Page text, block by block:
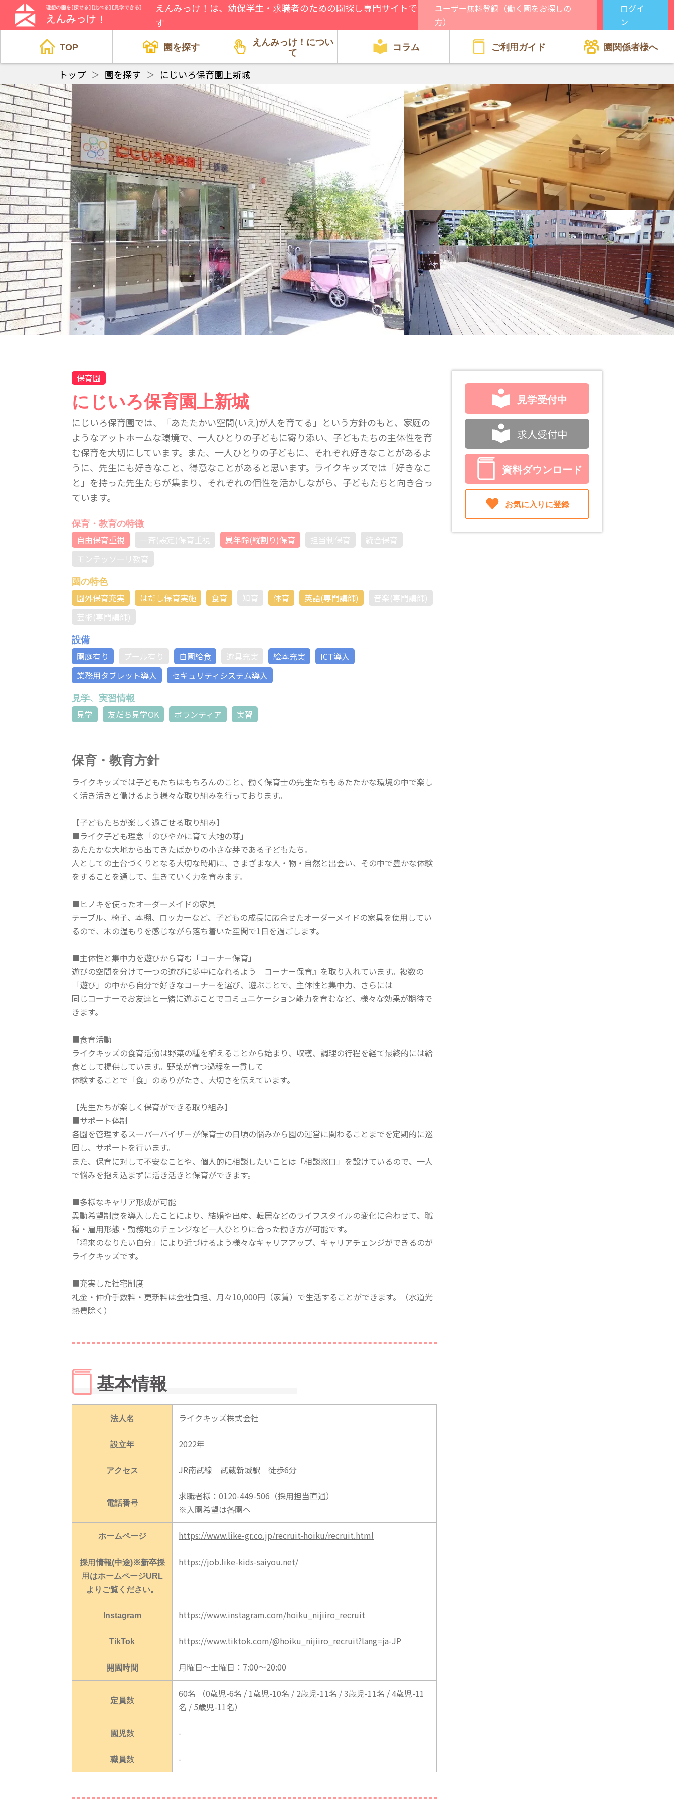
えんみっけ！は、幼保学生・求職者のための園探し専門サイトで
す
ユーザー無料登録（働く園をお探しの
方）
ログイ
ン
TOP 園を探す
えんみっけ！につい
て
コラム ご利用ガイド 園関係者様へ
トップ ＞ 園を探す ＞ にじいろ保育園上新城
保育園
にじいろ保育園上新城
にじいろ保育園では、「あたたかい空間(いえ)が人を育てる」という方針のもと、家庭の
ようなアットホームな環境で、一人ひとりの子どもに寄り添い、子どもたちの主体性を育
む保育を大切にしています。また、一人ひとりの子どもに、それぞれ好きなことがあるよ
うに、先生にも好きなこと、得意なことがあると思います。ライクキッズでは「好きなこ
と」を持った先生たちが集まり、それぞれの個性を活かしながら、子どもたちと向き合っ
ています。
保育・教育の特徴
自由保育重視 一斉(設定)保育重視 異年齢(縦割り)保育 担当制保育
統合保育
モンテッソーリ教育
園の特色
園外保育充実 はだし保育実施 食育 知育 体育 英語(専門講師)
音楽(専門講師)
芸術(専門講師)
設備
園庭有り プール有り 自園給食 遊具充実 絵本充実
ICT導入
業務用タブレット導入
セキュリティシステム導入
見学、実習情報
見学 友だち見学OK ボランティア 実習
保育・教育方針
ライクキッズでは子どもたちはもちろんのこと、働く保育士の先生たちもあたたかな環境の中で楽し
く活き活きと働けるよう様々な取り組みを行っております。
【子どもたちが楽しく過ごせる取り組み】
■ライク子ども理念「のびやかに育て大地の芽」
あたたかな大地から出てきたばかりの小さな芽である子どもたち。
人としての土台づくりとなる大切な時期に、さまざまな人・物・自然と出会い、その中で豊かな体験
をすることを通して、生きていく力を育みます。
■ヒノキを使ったオーダーメイドの家具
テーブル、椅子、本棚、ロッカーなど、子どもの成長に応合せたオーダーメイドの家具を使用してい
るので、木の温もりを感じながら落ち着いた空間で1日を過ごします。
■主体性と集中力を遊びから育む「コーナー保育」
遊びの空間を分けて一つの遊びに夢中になれるよう『コーナー保育』を取り入れています。複数の
「遊び」の中から自分で好きなコーナーを選び、遊ぶことで、主体性と集中力、さらには
同じコーナーでお友達と一緒に遊ぶことでコミュニケーション能力を育むなど、様々な効果が期待で
きます。
■食育活動
ライクキッズの食育活動は野菜の種を植えることから始まり、収穫、調理の行程を経て最終的には給
食として提供しています。野菜が育つ過程を一貫して
体験することで「食」のありがたさ、大切さを伝えています。
【先生たちが楽しく保育ができる取り組み】
■サポート体制
各園を管理するスーパーバイザーが保育士の日頃の悩みから園の運営に関わることまでを定期的に巡
回し、サポートを行います。
また、保育に対して不安なことや、個人的に相談したいことは「相談窓口」を設けているので、一人
で悩みを抱え込まずに活き活きと保育ができます。
■多様なキャリア形成が可能
異動希望制度を導入したことにより、結婚や出産、転居などのライフスタイルの変化に合わせて、職
種・雇用形態・勤務地のチェンジなど一人ひとりに合った働き方が可能です。
「将来のなりたい自分」により近づけるよう様々なキャリアアップ、キャリアチェンジができるのが
ライクキッズです。
■充実した社宅制度
礼金・仲介手数料・更新料は会社負担、月々10,000円（家賃）で生活することができます。（水道光
熱費除く）
基本情報
法人名 ライクキッズ株式会社
設立年 2022年
アクセス JR南武線 武蔵新城駅 徒歩6分
電話番号
求職者様：0120-449-506（採用担当直通）
※入園希望は各園へ
ホームページ https://www.like-gr.co.jp/recruit-hoiku/recruit.html
採用情報(中途)※新卒採
用はホームページURL
よりご覧ください。
https://job.like-kids-saiyou.net/
Instagram https://www.instagram.com/hoiku_nijiiro_recruit
TikTok https://www.tiktok.com/@hoiku_nijiiro_recruit?lang=ja-JP
開園時間 月曜日～土曜日：7:00～20:00
定員数
60名 （0歳児-6名 / 1歳児-10名 / 2歳児-11名 / 3歳児-11名 / 4歳児-11
名 / 5歳児-11名）
園児数 -
職員数 -
見学受付中
求人受付中
資料ダウンロード
お気に入りに登録